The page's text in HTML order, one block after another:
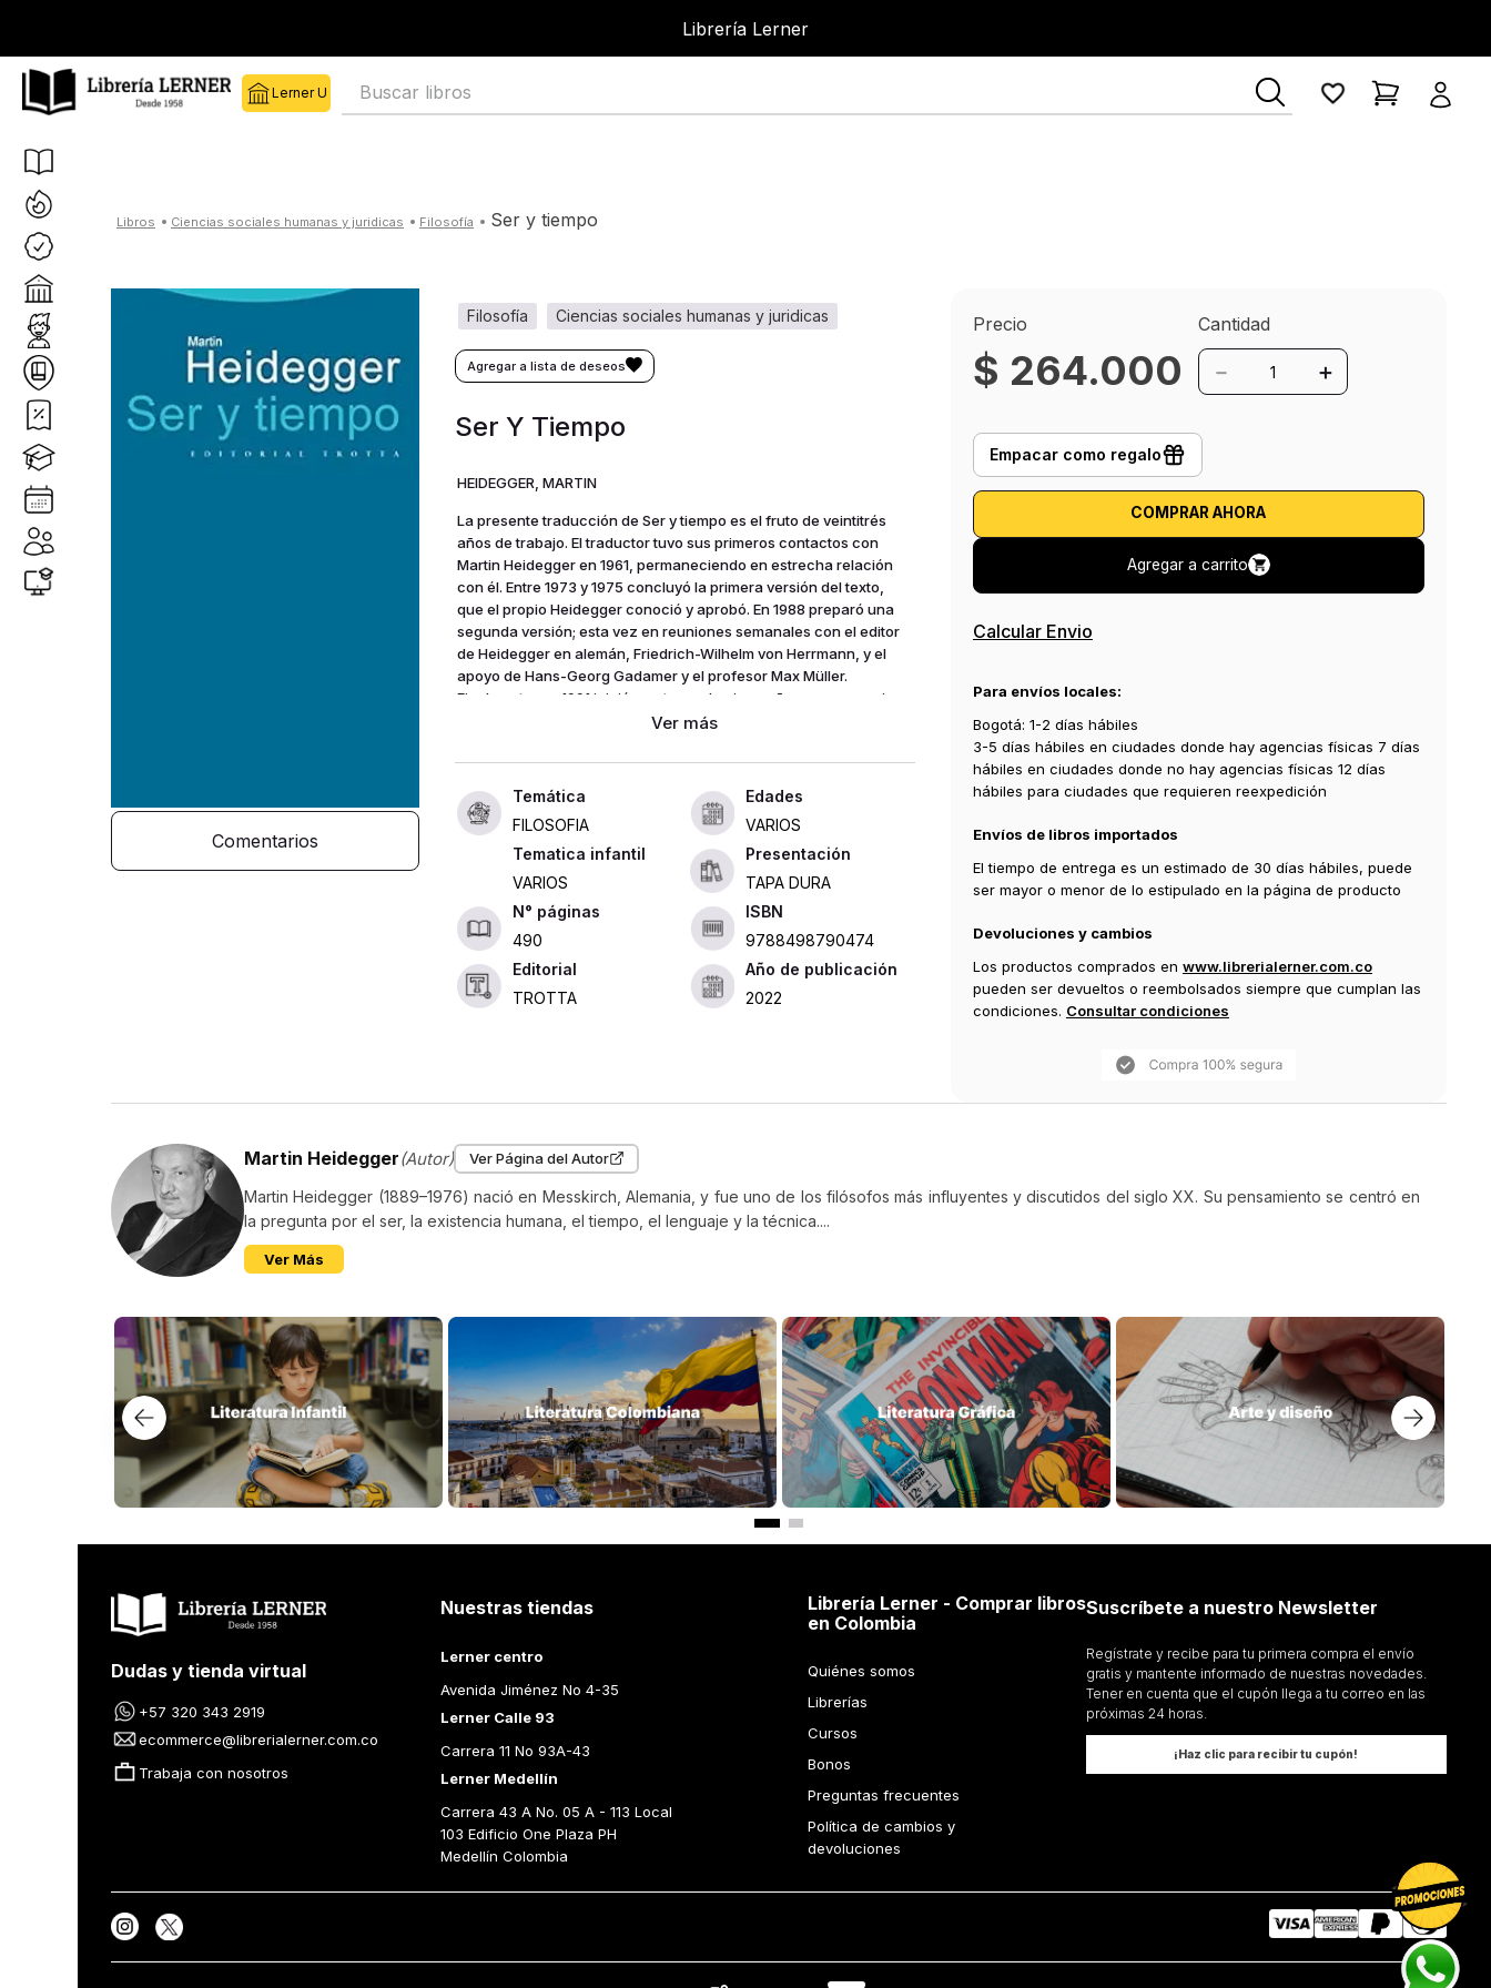
Librería Lerner
Buscar libros
ciencias sociales humanas y juridicas filosofía ser y tiempo
Comentarios
ciencias sociales humanas y juridicas
filosofía
Ser Y Tiempo
HEIDEGGER, MARTIN
La presente traducción de Ser y tiempo es el fruto de veintitrés
años de trabajo. El traductor tuvo sus primeros contactos con
Martin Heidegger en 1961, permaneciendo en estrecha relación
con él. Entre 1973 y 1975 concluyó la primera versión del texto,
que el propio Heidegger conoció y aprobó. En 1988 preparó una
segunda versión; esta vez en reuniones semanales con el editor
de Heidegger en alemán, Friedrich-Wilhelm von Herrmann, y el
apoyo de Hans-Georg Gadamer y el profesor Max Müller.
Finalmente, en 1991 inició una tarea de cinco años con un equipo
multidisciplinario de especialistas, que daría como resultado, en
FILOSOFIA
Edades
VARIOS
Tematica infantil
VARIOS
Presentación
TAPA DURA
490
ISBN
9788498790474
Editorial
TROTTA
Año de publicación
2022
Precio
$ 264.000
Cantidad
＋
－
Empacar como regalo
COMPRAR AHORA
Agregar a carrito
Calcular Envio
Para envíos locales:
Bogotá: 1-2 días hábiles
3-5 días hábiles en ciudades donde hay agencias físicas 7 días
hábiles en ciudades donde no hay agencias físicas 12 días
hábiles para ciudades que requieren reexpedición
Envíos de libros importados
El tiempo de entrega es un estimado de 30 días hábiles, puede
ser mayor o menor de lo estipulado en la página de producto
Devoluciones y cambios
Los productos comprados en www.librerialerner.com.co
pueden ser devueltos o reembolsados siempre que cumplan las
condiciones. Consultar condiciones
Martin Heidegger(Autor) Ver Página del Autor
Martin Heidegger (1889–1976) nació en Messkirch, Alemania, y fue uno de los filósofos más influyentes y discutidos del siglo XX. Su pensamiento se centró en
la pregunta por el ser, la existencia humana, el tiempo, el lenguaje y la técnica....
Ver Más
Más libros de este autor
$ 129 000
INTRODUCCION A LA
METAFISICA
Añadir al Carrito
$ 174.000
EL COMIENZO DE LA
FILOSOFIA OCCIDENTAL
Añadir al Carrito
$ 125.000
LA FENOMENOLOGIA DEL
ESPIRITU DE HEGEL
Añadir al Carrito
$ 194.000
SEMINARIOS DE ZOLLIKON
Añadir al Carrito
$ 165
1941 REFLEXIONES XII XV
Añadir al Carrito
Nuestras tiendas
Librería Lerner - Comprar librosSuscríbete a nuestro Newsletter